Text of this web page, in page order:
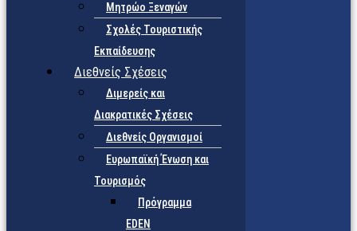
Μητρώο Ξεναγών
Σχολές Τουριστικής
Εκπαίδευσης
Διεθνείς Σχέσεις
Διμερείς και
Διακρατικές Σχέσεις
Διεθνείς Οργανισμοί
Ευρωπαϊκή Ένωση και
Τουρισμός
Πρόγραμμα
EDEN